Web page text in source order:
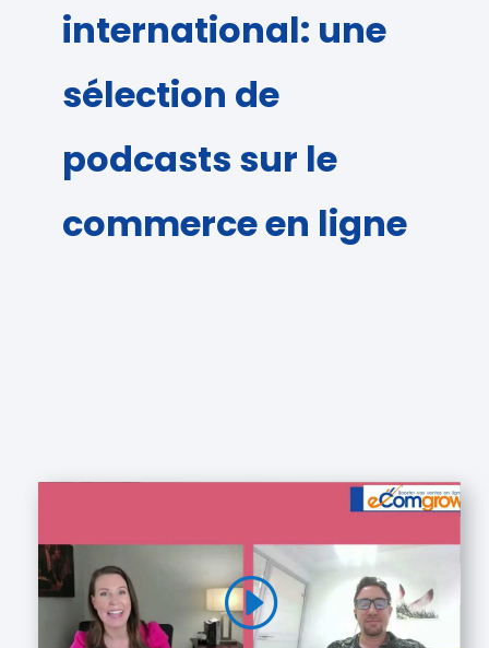
international: une
sélection de
podcasts sur le
commerce en ligne